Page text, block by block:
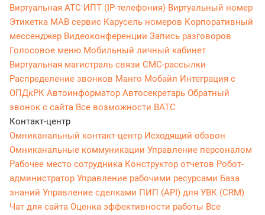
Виртуальная АТС ИПТ (IP-телефония) Виртуальный номер
Этикетка МАВ сервис Карусель номеров Корпоративный
мессенджер Видеоконференции Запись разговоров
Голосовое меню Мобильный личный кабинет
Виртуальная магистраль связи СМС-рассылки
Распределение звонков Манго Мобайл Интеграция с
ОПДкРК Автоинформатор Автосекретарь Обратный
звонок с сайта Все возможности ВАТС
Контакт-центр
Омниканальный контакт-центр Исходящий обзвон
Омниканальные коммуникации Управление персоналом
Рабочее место сотрудника Конструктор отчетов Робот-
администратор Управление рабочими ресурсами База
знаний Управление сделками ПИП (API) для УВК (CRM)
Чат для сайта Оценка эффективности работы Все